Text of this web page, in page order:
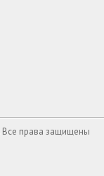
права защищены